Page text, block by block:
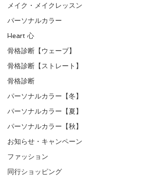
メイク・メイクレッスン
パーソナルカラー
Heart 心
骨格診断【ウェーブ】
骨格診断【ストレート】
骨格診断
パーソナルカラー【冬】
パーソナルカラー【夏】
パーソナルカラー【秋】
お知らせ・キャンペーン
ファッション
同行ショッピング